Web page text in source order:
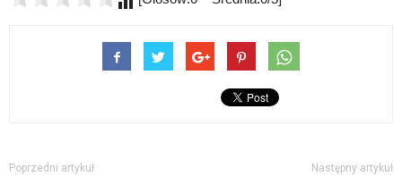
Poprzedni artykuł Następny artykuł